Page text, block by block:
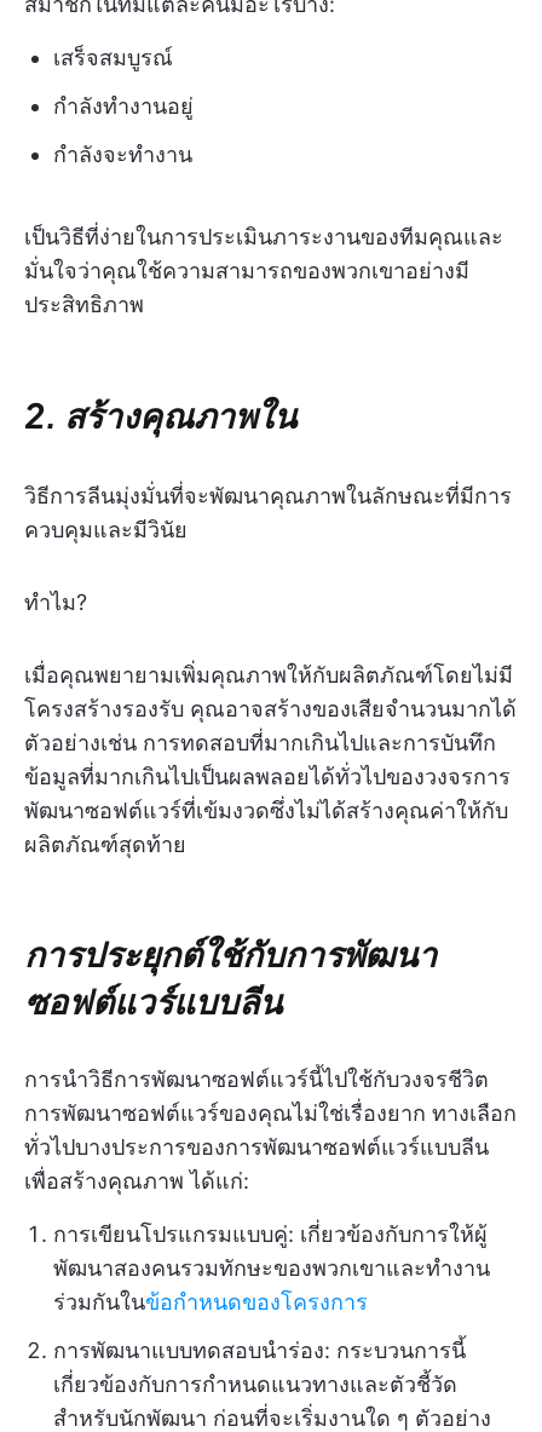
เสร็จสมบูรณ์
กำลังทำงานอยู่
กำลังจะทำงาน
เป็นวิธีที่ง่ายในการประเมินภาระงานของทีมคุณและ
มั่นใจว่าคุณใช้ความสามารถของพวกเขาอย่างมี
ประสิทธิภาพ
2. สร้างคุณภาพใน
วิธีการลีนมุ่งมั่นที่จะพัฒนาคุณภาพในลักษณะที่มีการ
ควบคุมและมีวินัย
ทำไม?
เมื่อคุณพยายามเพิ่มคุณภาพให้กับผลิตภัณฑ์โดยไม่มี
โครงสร้างรองรับ คุณอาจสร้างของเสียจำนวนมากได้
ตัวอย่างเช่น การทดสอบที่มากเกินไปและการบันทึก
ข้อมูลที่มากเกินไปเป็นผลพลอยได้ทั่วไปของวงจรการ
พัฒนาซอฟต์แวร์ที่เข้มงวดซึ่งไม่ได้สร้างคุณค่าให้กับ
ผลิตภัณฑ์สุดท้าย
การประยุกต์ใช้กับการพัฒนา
ซอฟต์แวร์แบบลีน
การนำวิธีการพัฒนาซอฟต์แวร์นี้ไปใช้กับวงจรชีวิต
การพัฒนาซอฟต์แวร์ของคุณไม่ใช่เรื่องยาก ทางเลือก
ทั่วไปบางประการของการพัฒนาซอฟต์แวร์แบบลีน
เพื่อสร้างคุณภาพ ได้แก่:
การเขียนโปรแกรมแบบคู่: เกี่ยวข้องกับการให้ผู้
พัฒนาสองคนรวมทักษะของพวกเขาและทำงาน
ร่วมกันในข้อกำหนดของโครงการ
การพัฒนาแบบทดสอบนำร่อง: กระบวนการนี้
เกี่ยวข้องกับการกำหนดแนวทางและตัวชี้วัด
สำหรับนักพัฒนา ก่อนที่จะเริ่มงานใด ๆ ตัวอย่าง